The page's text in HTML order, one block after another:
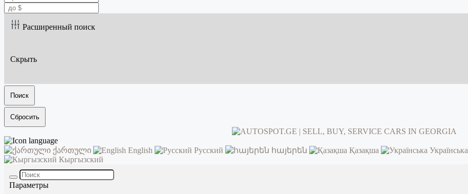
Расширенный поиск
Скрыть
Поиск
Сбросить
ქართული English Русский հայերեն Қазақша Українська
Кыргызский
Параметры